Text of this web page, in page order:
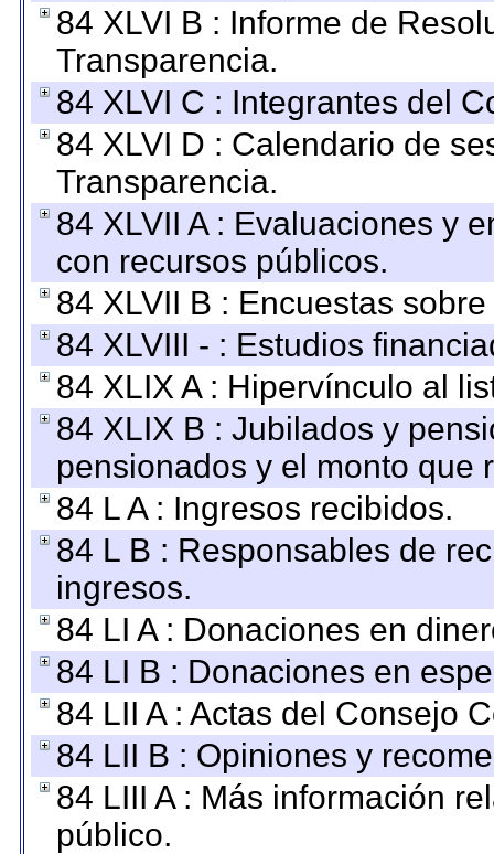
84 XLVI B : Informe de
Transparencia.
84 XLVI C : Integrantes del
84 XLVI D : Calendario de
Transparencia.
84 XLVII A : Evaluaciones y
con recursos públicos.
84 XLVII B : Encuestas
84 XLVIII - : Estudios
84 XLIX A : Hipervínculo al
84 XLIX B : Jubilados y
pensionados y el monto que
84 L A : Ingresos recibidos.
84 L B : Responsables de
ingresos.
84 LI A : Donaciones en
84 LI B : Donaciones en
84 LII A : Actas del Consejo
84 LII B : Opiniones y
84 LIII A : Más información
público.